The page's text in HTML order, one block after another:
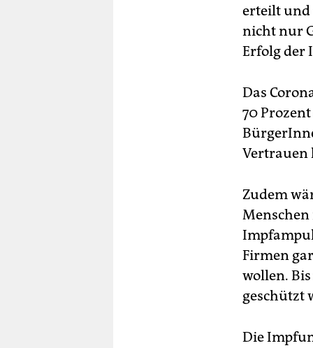
erteilt und
nicht nur
Erfolg der
Das
70
Vertrauen
Zudem
Firmen
wollen.
geschützt
Die